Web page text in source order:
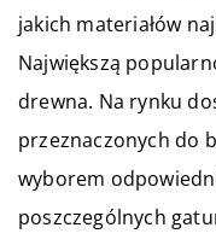
jakich materiałów
Największą
drewna. Na rynku
przeznaczonych do
wyborem
poszczególnych